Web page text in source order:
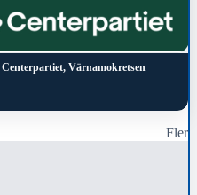
Centerpartiet, Värnamokretsen
Fler